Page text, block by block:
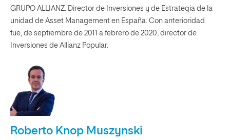
GRUPO ALLIANZ. Director de Inversiones y de Estrategia de la
unidad de Asset Management en España. Con anterioridad
fue, de septiembre de 2011 a febrero de 2020, director de
Inversiones de Allianz Popular.
Roberto Knop Muszynski